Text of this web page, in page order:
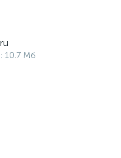
10.7 Мб